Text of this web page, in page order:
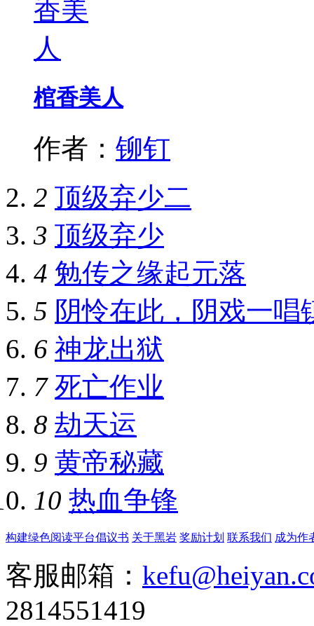
棺香美人
作者： 铆钉
2 顶级弃少二
3 顶级弃少
4 勉传之缘起元落
5 阴怜在此，阴戏一唱
6 神龙出狱
7 死亡作业
8 劫天运
9 黄帝秘藏
10 热血争锋
构建绿色阅读平台倡议书 关于黑岩 奖励计划 联系我们 成为作
客服邮箱：
2814551419